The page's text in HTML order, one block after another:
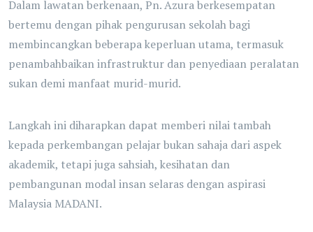
Dalam lawatan berkenaan, Pn. Azura berkesempatan
bertemu dengan pihak pengurusan sekolah bagi
membincangkan beberapa keperluan utama, termasuk
penambahbaikan infrastruktur dan penyediaan peralatan
sukan demi manfaat murid-murid.
Langkah ini diharapkan dapat memberi nilai tambah
kepada perkembangan pelajar bukan sahaja dari aspek
akademik, tetapi juga sahsiah, kesihatan dan
pembangunan modal insan selaras dengan aspirasi
Malaysia MADANI.